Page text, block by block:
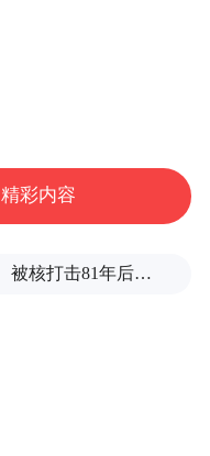
彩内容
被核打击81年后，日本广岛废墟旁响起抗议声：拒绝拥核